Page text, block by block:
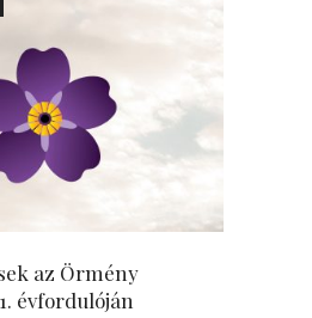
az Örmény
évfordulóján